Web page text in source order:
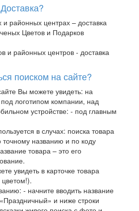
и районных центрах – доставка
Цветов и Подарков
и районных центров - доставка
поиском на сайте?
Вы можете увидеть: на
логотипом компании, над
устройстве: - под главным
в случах: поиска товара
точному названию и по коду
товара – это его
увидеть в карточке товара
- начните вводить название
и ниже строки